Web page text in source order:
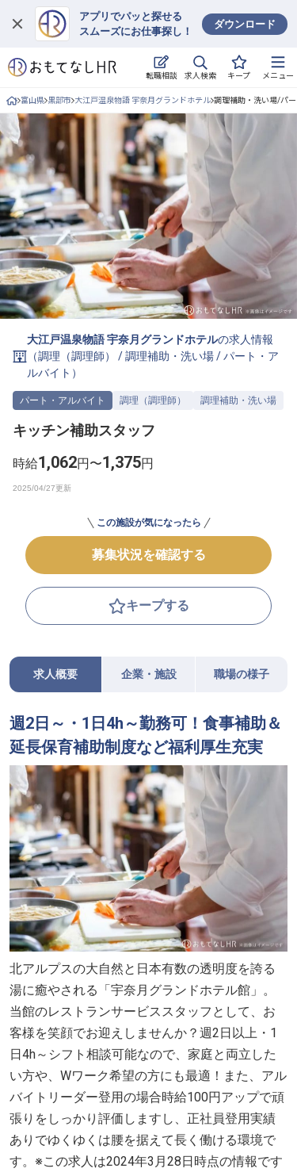
アプリでパッと探せる
スムーズにお仕事探し！
ダウンロード
転職相談 求人検索 キープ メニュー
ログイン
求人・施設を探す
就職・転職 合同説明会
おもてなしHRについて
ご利用の流れ
よくある質問
ホテル・宿泊業界情報コラム
無料
採用をお考えの企業様へ
富山県 黒部市 大江戸温泉物語 宇奈月グランドホテル 調理補助・洗い場/パ
大江戸温泉物語 宇奈月グランドホテルの求人情報
（調理（調理師） /調理補助・洗い場/パート・ア
ルバイト ）
パート・アルバイト 調理（調理師） 調理補助・洗い場
キッチン補助スタッフ
時給1,062円〜1,375円
この施設が気になったら
募集状況を確認する
キープする
求人概要 企業・施設 職場の様子
週2日～・1日4h～勤務可！食事補助＆
延長保育補助制度など福利厚生充実
北アルプスの大自然と日本有数の透明度を誇る
湯に癒やされる「宇奈月グランドホテル館」。
当館のレストランサービススタッフとして、お
客様を笑顔でお迎えしませんか？週2日以上・1
日4h～シフト相談可能なので、家庭と両立した
い方や、Wワーク希望の方にも最適！また、アル
バイトリーダー登用の場合時給100円アップで頑
張りをしっかり評価しますし、正社員登用実績
ありでゆくゆくは腰を据えて長く働ける環境で
す。※この求人は2024年3月28日時点の情報です